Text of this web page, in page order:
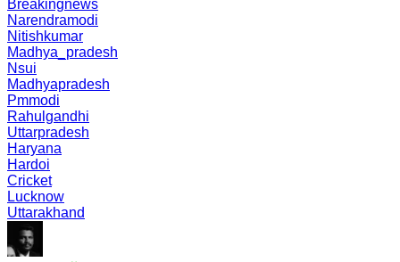
Breakingnews
Narendramodi
Nitishkumar
Madhya_pradesh
Nsui
Madhyapradesh
Pmmodi
Rahulgandhi
Uttarpradesh
Haryana
Hardoi
Cricket
Lucknow
Uttarakhand